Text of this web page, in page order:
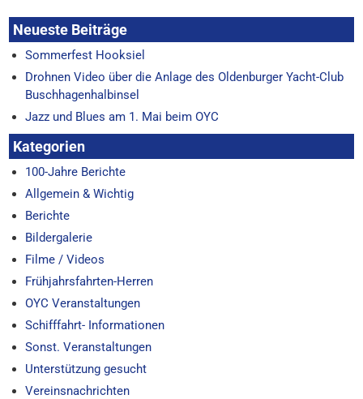
Neueste Beiträge
Sommerfest Hooksiel
Drohnen Video über die Anlage des Oldenburger Yacht-Club
Buschhagenhalbinsel
Jazz und Blues am 1. Mai beim OYC
Kategorien
100-Jahre Berichte
Allgemein & Wichtig
Berichte
Bildergalerie
Filme / Videos
Frühjahrsfahrten-Herren
OYC Veranstaltungen
Schifffahrt- Informationen
Sonst. Veranstaltungen
Unterstützung gesucht
Vereinsnachrichten